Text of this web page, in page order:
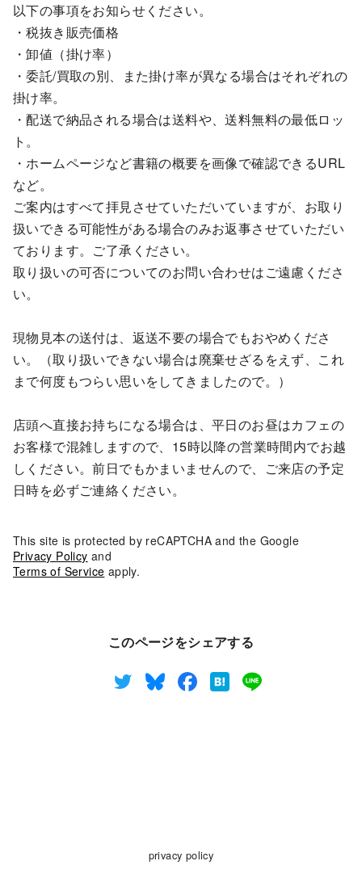
以下の事項をお知らせください。
・税抜き販売価格
・卸値（掛け率）
・委託/買取の別、また掛け率が異なる場合はそれぞれの
掛け率。
・配送で納品される場合は送料や、送料無料の最低ロッ
ト。
・ホームページなど書籍の概要を画像で確認できるURL
など。
ご案内はすべて拝見させていただいていますが、お取り
扱いできる可能性がある場合のみお返事させていただい
ております。ご了承ください。
取り扱いの可否についてのお問い合わせはご遠慮くださ
い。
現物見本の送付は、返送不要の場合でもおやめくださ
い。（取り扱いできない場合は廃棄せざるをえず、これ
まで何度もつらい思いをしてきましたので。）
店頭へ直接お持ちになる場合は、平日のお昼はカフェの
お客様で混雑しますので、15時以降の営業時間内でお越
しください。前日でもかまいませんので、ご来店の予定
日時を必ずご連絡ください。
This site is protected by reCAPTCHA and the Google
Privacy Policy and
Terms of Service apply.
このページをシェアする
privacy policy